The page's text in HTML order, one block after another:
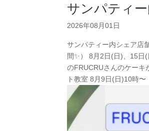
サンパティ
2026年08月01日
サンパティー内シェア店
間✨） 8月2日(日)、15
のFRUCRUさんのケーキ
ト教室 8月9日(日)10時〜